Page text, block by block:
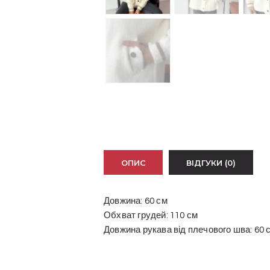
ОПИС ВІДГУКИ (0)
Довжина: 60 см
Обхват грудей: 110 см
Довжина рукава від плечового шва: 60